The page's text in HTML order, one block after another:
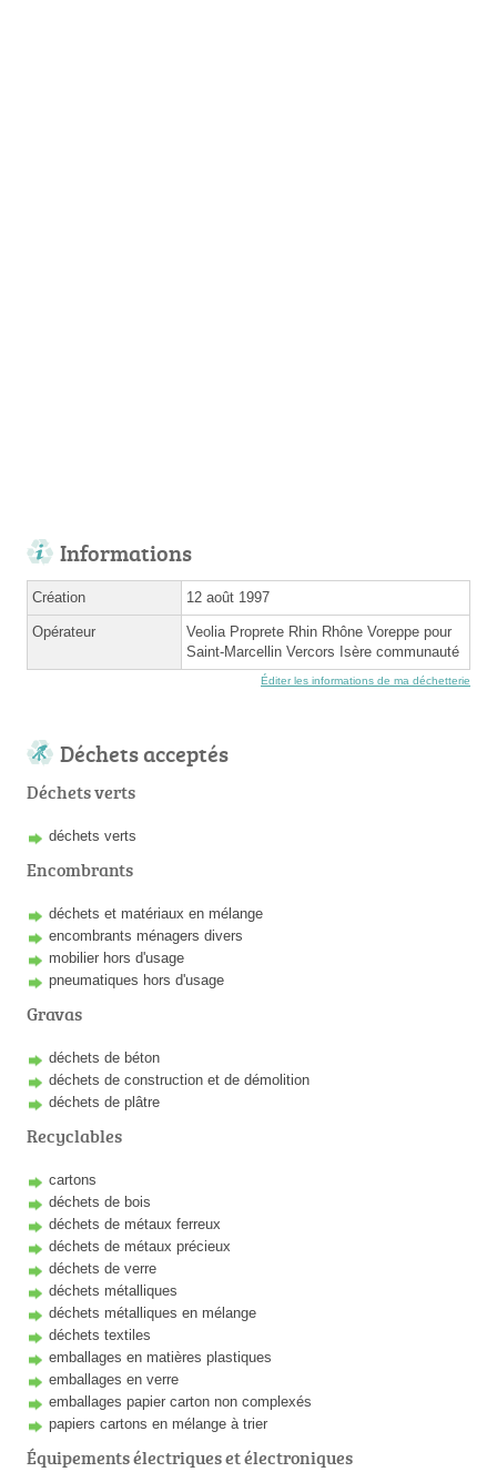
Informations
Création 12 août 1997
Opérateur
Veolia Proprete Rhin Rhône Voreppe pour
Saint-Marcellin Vercors Isère communauté
Éditer les informations de ma déchetterie
Déchets acceptés
Déchets verts
déchets verts
Encombrants
déchets et matériaux en mélange
encombrants ménagers divers
mobilier hors d'usage
pneumatiques hors d'usage
Gravas
déchets de béton
déchets de construction et de démolition
déchets de plâtre
Recyclables
cartons
déchets de bois
déchets de métaux ferreux
déchets de métaux précieux
déchets de verre
déchets métalliques
déchets métalliques en mélange
déchets textiles
emballages en matières plastiques
emballages en verre
emballages papier carton non complexés
papiers cartons en mélange à trier
Équipements électriques et électroniques